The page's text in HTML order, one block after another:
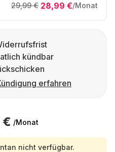
28,99 €/Monat
29,99 €
kündbar
erfahren
€ /Monat
nicht verfügbar.